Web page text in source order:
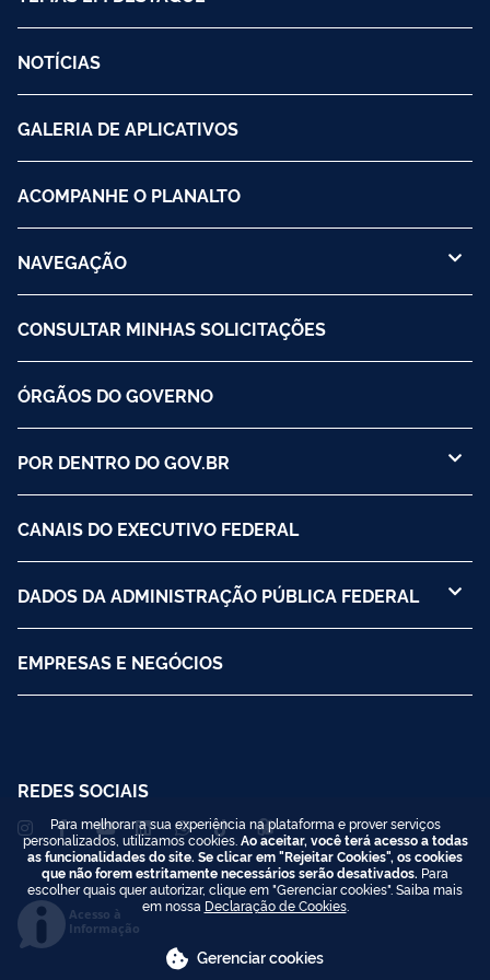
NOTÍCIAS
GALERIA DE APLICATIVOS
ACOMPANHE O PLANALTO
NAVEGAÇÃO
CONSULTAR MINHAS SOLICITAÇÕES
ÓRGÃOS DO GOVERNO
POR DENTRO DO GOV.BR
CANAIS DO EXECUTIVO FEDERAL
DADOS DA ADMINISTRAÇÃO PÚBLICA FEDERAL
EMPRESAS E NEGÓCIOS
REDES SOCIAIS
Acesso à
Informação
Para melhorar a sua experiência na plataforma e prover serviços
personalizados, utilizamos cookies. Ao aceitar, você terá acesso a todas
as funcionalidades do site. Se clicar em "Rejeitar Cookies", os cookies
que não forem estritamente necessários serão desativados. Para
escolher quais quer autorizar, clique em "Gerenciar cookies". Saiba mais
em nossa Declaração de Cookies.
Gerenciar cookies